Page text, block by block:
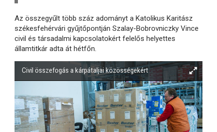
Az összegyűlt több száz adományt a Katolikus Karitász
székesfehérvári gyűjtőpontján Szalay-Bobrovniczky Vince
civil és társadalmi kapcsolatokért felelős helyettes
államtitkár adta át hétfőn.
Civil összefogás a kárpátaljai közösségekért